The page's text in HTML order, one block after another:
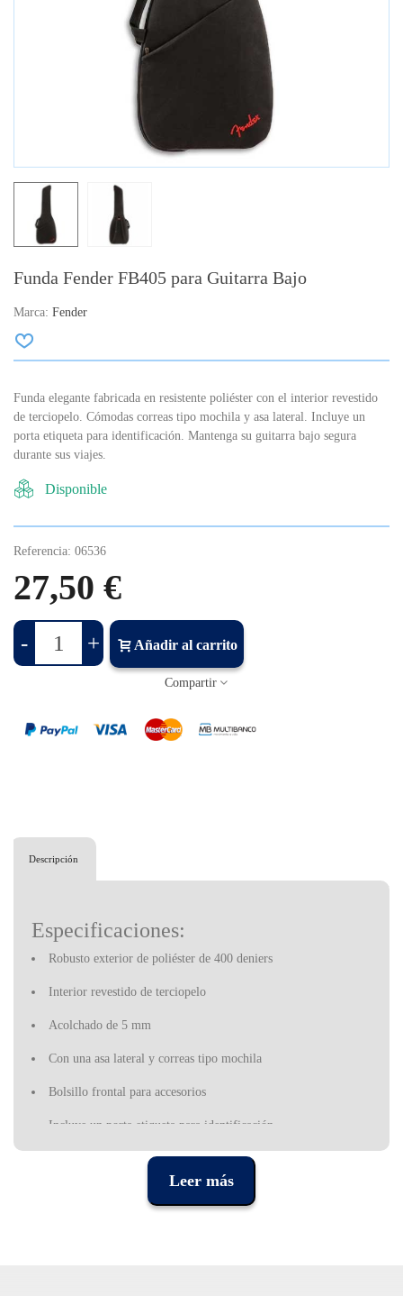
Funda Fender FB405 para Guitarra Bajo
Marca: Fender
Funda elegante fabricada en resistente poliéster con el interior revestido
de terciopelo. Cómodas correas tipo mochila y asa lateral. Incluye un
porta etiqueta para identificación. Mantenga su guitarra bajo segura
durante sus viajes.
Disponible
Referencia: 06536
27,50 €
- + Añadir al carrito
Compartir
Descripción
Especificaciones:
Robusto exterior de poliéster de 400 deniers
Interior revestido de terciopelo
Acolchado de 5 mm
Con una asa lateral y correas tipo mochila
Bolsillo frontal para accesorios
Incluye un porta etiqueta para identificación
Fender se fundó en el sur de California y ha establecido una
influencia mundial que se extiende desde el estudio hasta el
escenario y más allá. Todos, desde principiantes hasta los artistas
Leer más